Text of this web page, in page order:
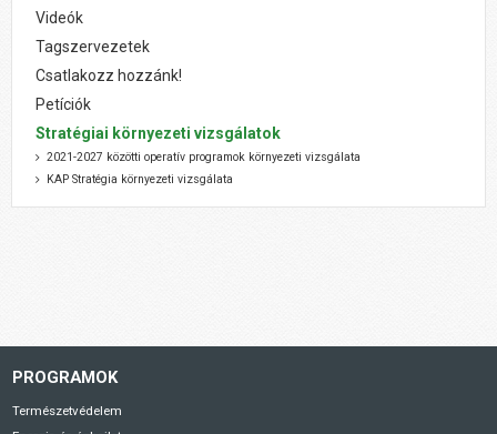
Videók
Tagszervezetek
Csatlakozz hozzánk!
Petíciók
Stratégiai környezeti vizsgálatok
2021-2027 közötti operatív programok környezeti vizsgálata
KAP Stratégia környezeti vizsgálata
PROGRAMOK
Természetvédelem